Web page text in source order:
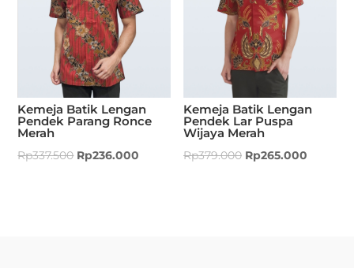
Kemeja Batik Lengan
Pendek Parang Ronce
Merah
Rp337.500 Rp236.000
Kemeja Batik Lengan
Pendek Lar Puspa
Wijaya Merah
Rp379.000 Rp265.000